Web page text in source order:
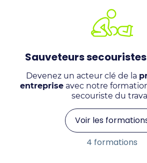
Sauveteurs
Devenez un acteur clé de la
entrepriseavec notre
secouriste du
Voir les
4 formations